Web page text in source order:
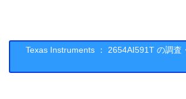
Texas Instruments ： 2654AI591T の調査